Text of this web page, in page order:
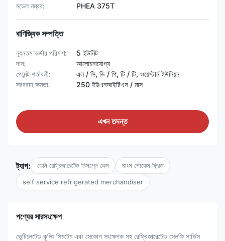
মডেল নম্বর:
PHEA 375T
বাণিজ্যিক সম্পত্তি
ন্যূনতম অর্ডার পরিমাণ:
5 ইউনিট
দাম:
আলোচনাযোগ্য
পেমেন্ট শর্তাবলী:
এল / সি, ডি / পি, টি / টি, ওয়েস্টার্ন ইউনিয়ন
সরবরাহ ক্ষমতা:
250 ইউএনআইটিএস / মাস
এখন তদন্ত
ট্যাগ: ডেলি রেফ্রিজারেটেড ডিসপ্লে কেস মাংস শোকেস ফ্রিজ
self service refrigerated merchandiser
পণ্যের সারসংক্ষেপ
ভেন্টিলেটেড কুলিং সিমটেম এবং সেকোপ সংক্ষেপক সহ রেফ্রিজারেটেড সেলফি সার্ভিস